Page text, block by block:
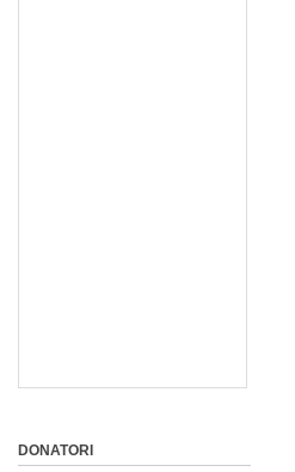
DONATORI